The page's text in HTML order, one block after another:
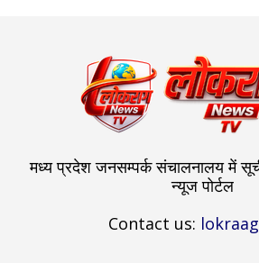
मध्य प्रदेश जनसम्पर्क संचालनालय में
न्यूज पोर्टल
Contact us: